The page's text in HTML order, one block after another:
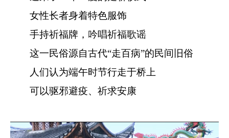
女性长者身着特色服饰
手持祈福牌，吟唱祈福歌谣
这一民俗源自古代“走百病”的民间旧俗
人们认为端午时节行走于桥上
可以驱邪避疫、祈求安康